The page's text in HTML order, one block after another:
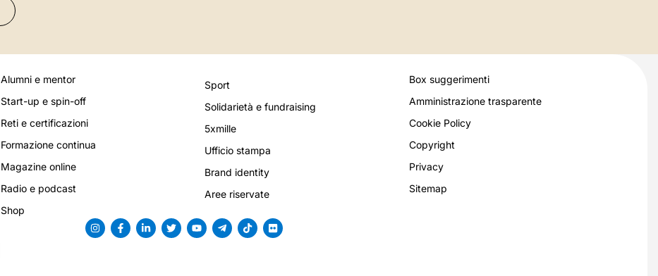
Alumni e mentor
Start-up e spin-off
Reti e certificazioni
Formazione continua
Magazine online
Radio e podcast
Shop
Sport
Solidarietà e fundraising
5xmille
Ufficio stampa
Brand identity
Aree riservate
Box suggerimenti
Amministrazione trasparente
Cookie Policy
Copyright
Privacy
Sitemap